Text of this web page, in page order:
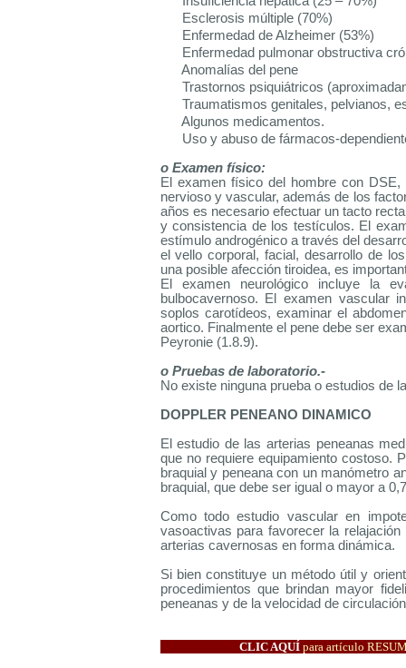
Esclerosis múltiple (70%)
Enfermedad de Alzheimer (53%)
Enfermedad pulmonar obstructiva
Anomalías del pene
Trastornos psiquiátricos
Traumatismos genitales, pelvianos,
Algunos medicamentos.
Uso y abuso de fármacos-
o Examen físico:
El examen físico del hombre con
nervioso y vascular, además de los
años es necesario efectuar un tacto
y consistencia de los testículos. El
estímulo androgénico a través del
el vello corporal, facial, desarrollo de
una posible afección tiroidea, es
El examen neurológico incluye la
bulbocavernoso. El examen vascular
soplos carotídeos, examinar el
aortico. Finalmente el pene debe ser
Peyronie (1.8.9).
o Pruebas de laboratorio.-
No existe ninguna prueba o estudios de
DOPPLER PENEANO DINAMICO
El estudio de las arterias peneanas
que no requiere equipamiento costoso.
braquial y peneana con un manómetro
braquial, que debe ser igual o mayor a
Como todo estudio vascular en
vasoactivas para favorecer la
arterias cavernosas en forma dinámica.
Si bien constituye un método útil y
procedimientos que brindan mayor
peneanas y de la velocidad de
CLIC AQUÍ para artículo